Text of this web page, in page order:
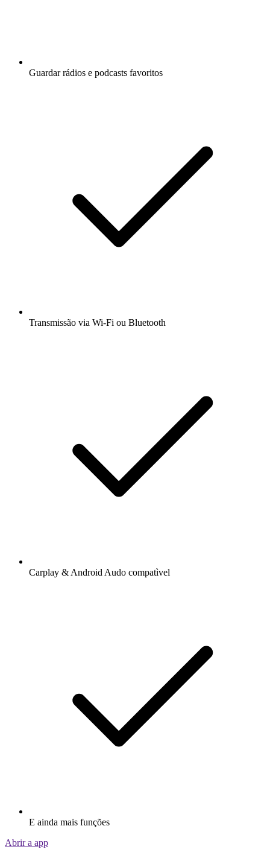
Guardar rádios e podcasts favoritos
Transmissão via Wi-Fi ou Bluetooth
Carplay & Android Audo compatìvel
E ainda mais funções
Abrir a app